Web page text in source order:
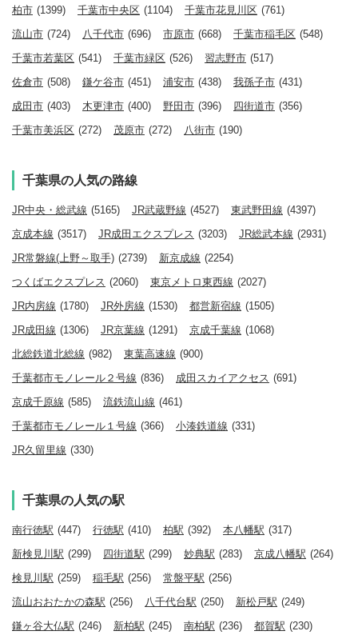
柏市 (1399) 千葉市中央区 (1104) 千葉市花見川区 (761)
流山市 (724) 八千代市 (696) 市原市 (668) 千葉市稲毛区 (548)
千葉市若葉区 (541) 千葉市緑区 (526) 習志野市 (517)
佐倉市 (508) 鎌ケ谷市 (451) 浦安市 (438) 我孫子市 (431)
成田市 (403) 木更津市 (400) 野田市 (396) 四街道市 (356)
千葉市美浜区 (272) 茂原市 (272) 八街市 (190)
千葉県の人気の路線
JR中央・総武線 (5165) JR武蔵野線 (4527) 東武野田線 (4397)
京成本線 (3517) JR成田エクスプレス (3203) JR総武本線 (2931)
JR常磐線(上野～取手) (2739) 新京成線 (2254)
つくばエクスプレス (2060) 東京メトロ東西線 (2027)
JR内房線 (1780) JR外房線 (1530) 都営新宿線 (1505)
JR成田線 (1306) JR京葉線 (1291) 京成千葉線 (1068)
北総鉄道北総線 (982) 東葉高速線 (900)
千葉都市モノレール２号線 (836) 成田スカイアクセス (691)
京成千原線 (585) 流鉄流山線 (461)
千葉都市モノレール１号線 (366) 小湊鉄道線 (331)
JR久留里線 (330)
千葉県の人気の駅
南行徳駅 (447) 行徳駅 (410) 柏駅 (392) 本八幡駅 (317)
新検見川駅 (299) 四街道駅 (299) 妙典駅 (283) 京成八幡駅 (264)
検見川駅 (259) 稲毛駅 (256) 常盤平駅 (256)
流山おおたかの森駅 (256) 八千代台駅 (250) 新松戸駅 (249)
鎌ヶ谷大仏駅 (246) 新柏駅 (245) 南柏駅 (236) 都賀駅 (230)